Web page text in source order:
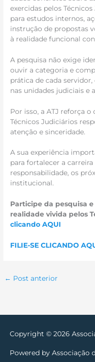
exercidas pelos
para estudos internos,
instrução de propostas
à realidade funcional
A pesquisa não exige
ouvir a categoria e
prática de cada
nas unidades judiciais e
Por isso, a ATJ reforça
Técnicos Judiciários
atenção e sinceridade.
A sua experiência
para fortalecer a
responsabilidade, os
institucional.
Participe da pesquisa
realidade vivida pelos
clicando AQUI
FILIE-SE CLICANDO
← Post anterior
Copyright © 2026
Powered by Associação